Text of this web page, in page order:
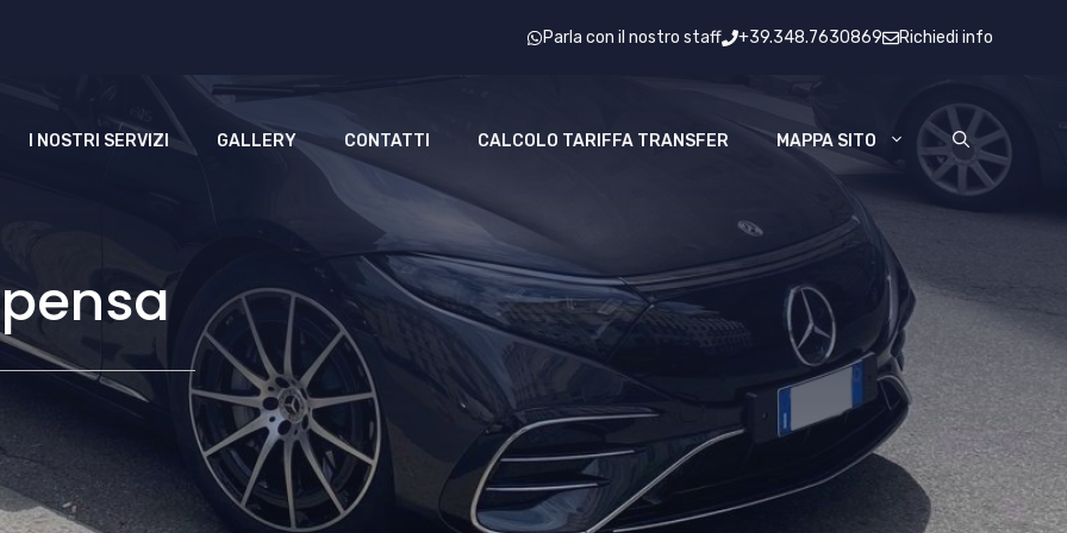
Parla con il nostro staff +39.348.7630869 Richiedi info
I NOSTRI SERVIZI GALLERY CONTATTI CALCOLO TARIFFA TRANSFER MAPPA SITO